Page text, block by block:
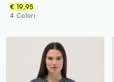
€ 19,95
4 Colori